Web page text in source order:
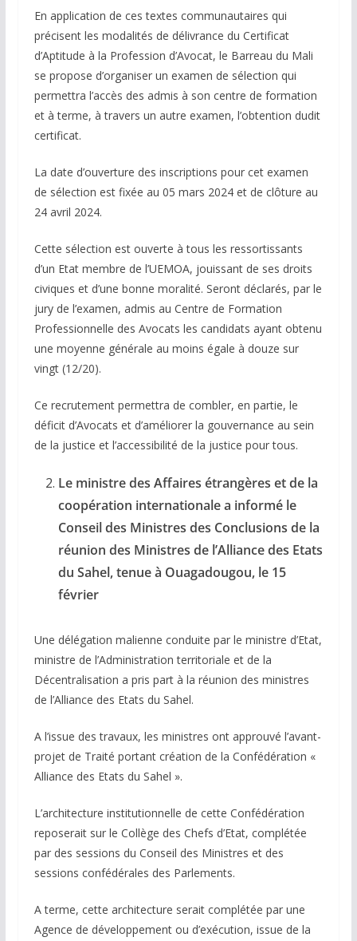
En application de ces textes communautaires qui
précisent les modalités de délivrance du Certificat
d’Aptitude à la Profession d’Avocat, le Barreau du Mali
se propose d’organiser un examen de sélection qui
permettra l’accès des admis à son centre de formation
et à terme, à travers un autre examen, l’obtention dudit
certificat.
La date d’ouverture des inscriptions pour cet examen
de sélection est fixée au 05 mars 2024 et de clôture au
24 avril 2024.
Cette sélection est ouverte à tous les ressortissants
d’un Etat membre de l’UEMOA, jouissant de ses droits
civiques et d’une bonne moralité. Seront déclarés, par le
jury de l’examen, admis au Centre de Formation
Professionnelle des Avocats les candidats ayant obtenu
une moyenne générale au moins égale à douze sur
vingt (12/20).
Ce recrutement permettra de combler, en partie, le
déficit d’Avocats et d’améliorer la gouvernance au sein
de la justice et l’accessibilité de la justice pour tous.
Le ministre des Affaires étrangères et de la
coopération internationale a informé le
Conseil des Ministres des Conclusions de la
réunion des Ministres de l’Alliance des Etats
du Sahel, tenue à Ouagadougou, le 15
février
Une délégation malienne conduite par le ministre d’Etat,
ministre de l’Administration territoriale et de la
Décentralisation a pris part à la réunion des ministres
de l’Alliance des Etats du Sahel.
A l’issue des travaux, les ministres ont approuvé l’avant-
projet de Traité portant création de la Confédération «
Alliance des Etats du Sahel ».
L’architecture institutionnelle de cette Confédération
reposerait sur le Collège des Chefs d’Etat, complétée
par des sessions du Conseil des Ministres et des
sessions confédérales des Parlements.
A terme, cette architecture serait complétée par une
Agence de développement ou d’exécution, issue de la